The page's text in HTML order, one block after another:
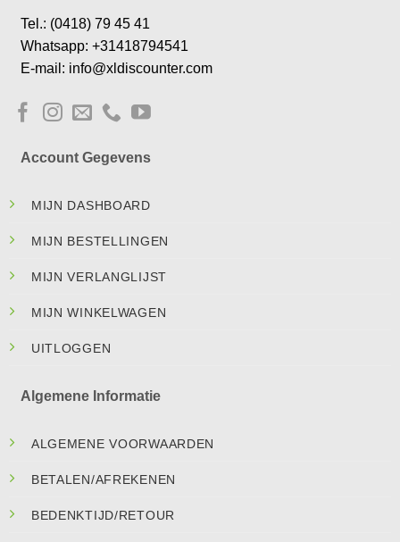
Tel.: (0418) 79 45 41
Whatsapp: +31418794541
E-mail: info@xldiscounter.com
Account Gegevens
MIJN DASHBOARD
MIJN BESTELLINGEN
MIJN VERLANGLIJST
MIJN WINKELWAGEN
UITLOGGEN
Algemene Informatie
ALGEMENE VOORWAARDEN
BETALEN/AFREKENEN
BEDENKTIJD/RETOUR